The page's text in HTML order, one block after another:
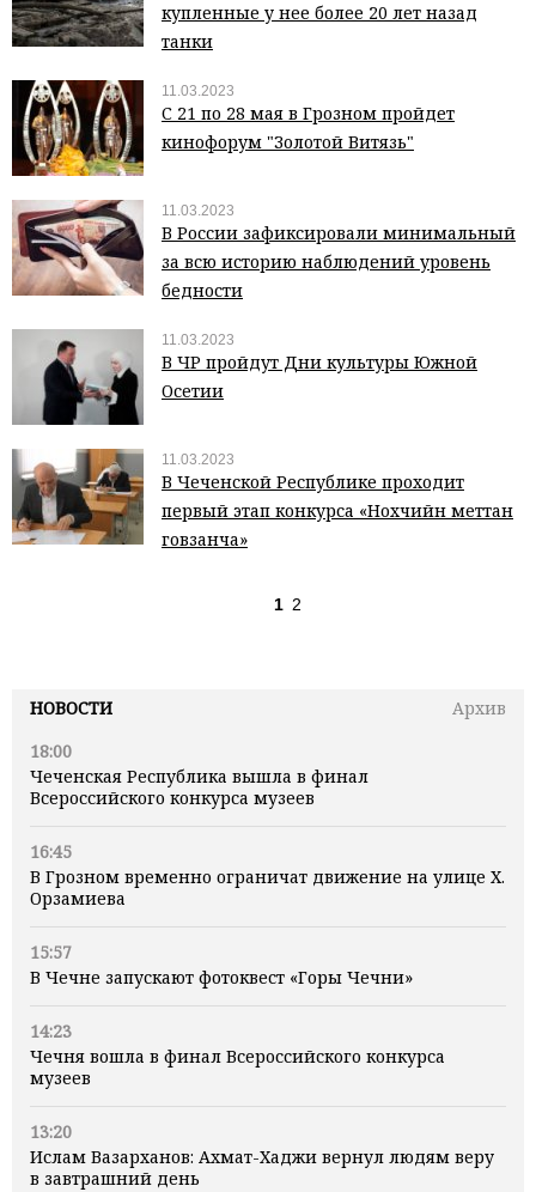
НОВОСТИ
Архив
18:00
Чеченская Республика вышла в финал
Всероссийского конкурса музеев
16:45
В Грозном временно ограничат движение на улице Х.
Орзамиева
15:57
В Чечне запускают фотоквест «Горы Чечни»
14:23
Чечня вошла в финал Всероссийского конкурса
музеев
13:20
Ислам Вазарханов: Ахмат-Хаджи вернул людям веру
в завтрашний день
купленные у нее более 20 лет назад
танки
11.03.2023
С 21 по 28 мая в Грозном пройдет
кинофорум "Золотой Витязь"
11.03.2023
В России зафиксировали минимальный
за всю историю наблюдений уровень
бедности
11.03.2023
В ЧР пройдут Дни культуры Южной
Осетии
11.03.2023
В Чеченской Республике проходит
первый этап конкурса «Нохчийн меттан
говзанча»
1 2